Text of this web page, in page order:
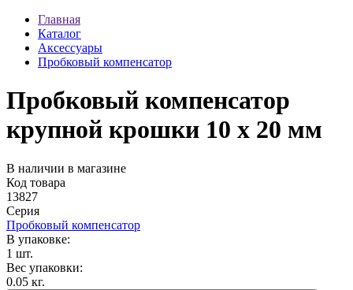
Главная
Каталог
Аксессуары
Пробковый компенсатор
Пробковый компенсатор
крупной крошки 10 x 20 мм
В наличии в магазине
Код товара
13827
Серия
Пробковый компенсатор
В упаковке:
1 шт.
Вес упаковки:
0.05 кг.